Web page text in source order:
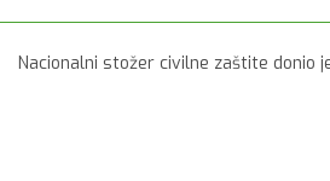
Nacionalni stožer civilne zaštite donio